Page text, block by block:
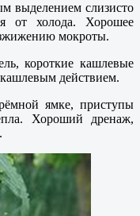
выделением слизисто
от холода. Хорошее
мокроты.
короткие кашлевые
действием.
ямке, приступы
Хороший дренаж,